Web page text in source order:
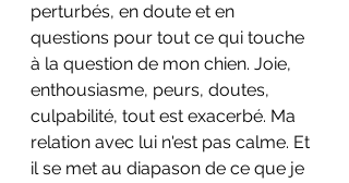
perturbés, en doute et en
questions pour tout ce qui touche
à la question de mon chien. Joie,
enthousiasme, peurs, doutes,
culpabilité, tout est exacerbé. Ma
relation avec lui n'est pas calme. Et
il se met au diapason de ce que je